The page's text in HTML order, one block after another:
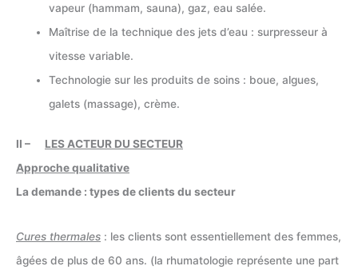
vapeur (hammam, sauna), gaz, eau salée.
Maîtrise de la technique des jets d’eau : surpresseur à
vitesse variable.
Technologie sur les produits de soins : boue, algues,
galets (massage), crème.
II – LES ACTEUR DU SECTEUR
Approche qualitative
La demande : types de clients du secteur
Cures thermales : les clients sont essentiellement des femmes,
âgées de plus de 60 ans. (la rhumatologie représente une part